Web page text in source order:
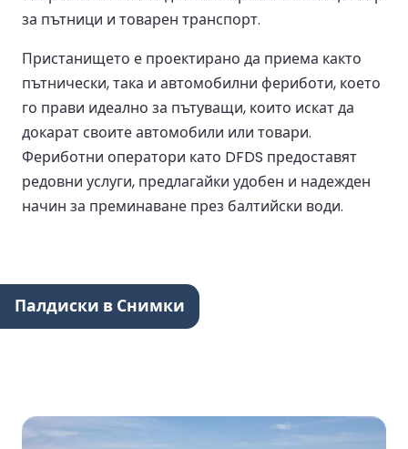
за пътници и товарен транспорт.
Пристанището е проектирано да приема както
пътнически, така и автомобилни фериботи, което
го прави идеално за пътуващи, които искат да
докарат своите автомобили или товари.
Фериботни оператори като DFDS предоставят
редовни услуги, предлагайки удобен и надежден
начин за преминаване през балтийски води.
Палдиски в Снимки